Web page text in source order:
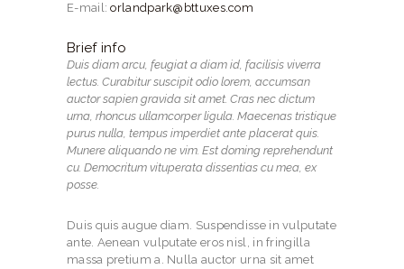
E-mail:orlandpark@bttuxes.com
Brief info
Duis diam arcu, feugiat a diam id, facilisis viverra
lectus. Curabitur suscipit odio lorem, accumsan
auctor sapien gravida sit amet. Cras nec dictum
urna, rhoncus ullamcorper ligula. Maecenas tristique
purus nulla, tempus imperdiet ante placerat quis.
Munere aliquando ne vim. Est doming reprehendunt
cu. Democritum vituperata dissentias cu mea, ex
posse.
Duis quis augue diam. Suspendisse in vulputate
ante. Aenean vulputate eros nisl, in fringilla
massa pretium a. Nulla auctor urna sit amet